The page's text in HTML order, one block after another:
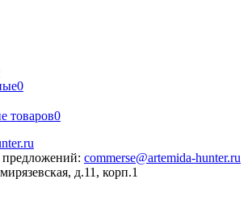
0
товаров0
commerse@artemida-hunter.ru
д.11, корп.1